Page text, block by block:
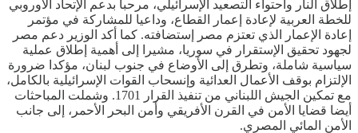
إطلاق النار واحتواء التصعيد الإسرائيلي، مرحبا بدعم الإتحاد الأوروبي
للخطة العربية لإعادة إعمار القطاع، وداعيا للمشاركة في مؤتمر
إعادة الإعمار الذي تعتزم مصر إستضافته. كما أكد الوزير دعم مصر
لجهود تحقيق الإستقرار في سوريا، مشيرا إلى أهمية إطلاق عملية
سياسية شاملة، وتطرق إلى الأوضاع في جنوب لبنان، مؤكدا ضرورة
الإلتزام بوقف الأعمال العدائية وإنسحاب القوات الإسرائيلية بالكامل،
مع تمكين الجيش اللبناني من تنفيذ القرار 1701. وشملت المباحثات
أيضا قضايا الأمن في القرن الأفريقي وأمن البحر الأحمر، إلى جانب
الأمن المائي المصري.